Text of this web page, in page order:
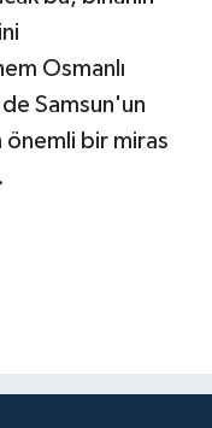
Osmanlı
Samsun'un
önemli bir miras